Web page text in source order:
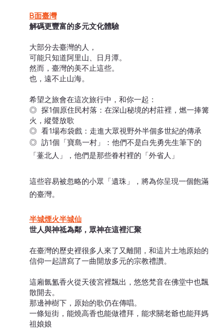
B面臺灣
解碼更豐富的多元文化體驗
大部分去臺灣的人，
可能只知道阿里山、日月潭。
然而，臺灣的美不止這些。
也，遠不止山海。
希望之旅會在這次旅行中，和你一起：
◎ 探1個原住民村落：在深山秘境的村莊裡，燃一捧篝
火，縱聲放歌
◎ 看1場布袋戲：走進大眾視野外半個多世紀的傳承
◎ 訪1個「寶島一村」：他們不是白先勇先生筆下的
「薹北人」，他們是那些眷村裡的「外省人」
這些容易被忽略的小眾「遺珠」，將為你呈現一個飽滿
的臺灣。
半城煙火半城仙
世人與神祗為鄰，眾神在這裡汇聚
在臺灣的歷史裡很多人來了又離開，和這片土地原始的
信仰一起譜寫了一曲開放多元的宗教禮讚。
這廂氤氳香火從天後宮裡飄出，悠悠梵音在佛堂中也飄
散開去。
那邊神樹下，原始的歌仍在傳唱。
一條短街，能燒高香也能做禮拜，能求關老爺也能拜媽
祖娘娘